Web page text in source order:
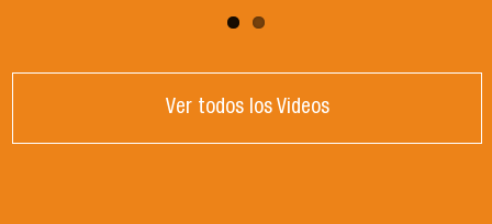
Ver todos los Videos